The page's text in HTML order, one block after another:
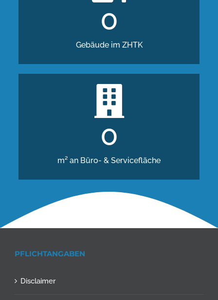
0
Gebäude im ZHTK
0
m² an Büro- & Servicefläche
PFLICHTANGABEN
Disclaimer